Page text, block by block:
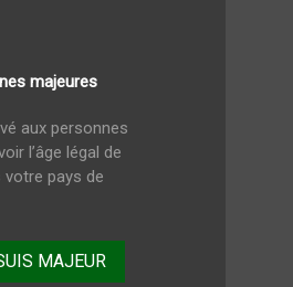
majeures
aux personnes
l’âge légal de
votre pays de
MAJEUR